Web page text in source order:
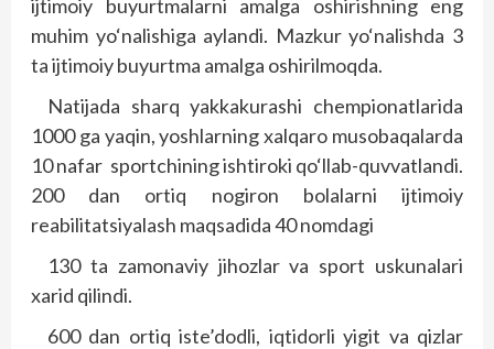
ijtimoiy buyurtmalarni amalga oshirishning eng
muhim yo‘nalishiga aylandi. Mazkur yo‘nalishda 3
ta ijtimoiy buyurtma amalga oshirilmoqda.
Natijada sharq yakkakurashi chempionatlarida
1000 ga yaqin, yoshlarning xalqaro musobaqalarda
10 nafar sportchining ishtiroki qo‘llab-quvvatlandi.
200 dan ortiq nogiron bolalarni ijtimoiy
reabilitatsiyalash maqsadida 40 nomdagi
130 ta zamonaviy jihozlar va sport uskunalari
xarid qilindi.
600 dan ortiq iste’dodli, iqtidorli yigit va qizlar